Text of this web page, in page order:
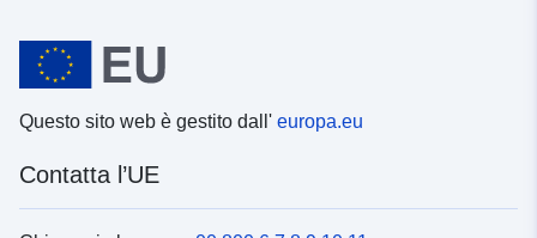
Questo sito web è gestito dall' europa.eu
Contatta l’UE